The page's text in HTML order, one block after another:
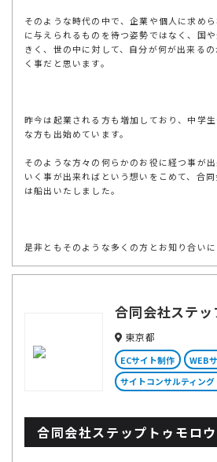
そのような時代の中で、企業や個人に求め
に与えられるものを待つ姿勢ではなく、国
きく、世の中に対して、自分が何が出来る
く事だと思います。
昨今は起業される方も増加しており、中学
な方も出始めています。
そのような方々の何らかのお役に経つ事が
いく事が出来ればという想いをこめて、合
は船出いたしました。
是非ともそのような多くの方とお知り合いに
合同会社ステッ
東京都
ECサイト制作
WEB
サイトコンサルティン
合同会社ステップトゥモロ